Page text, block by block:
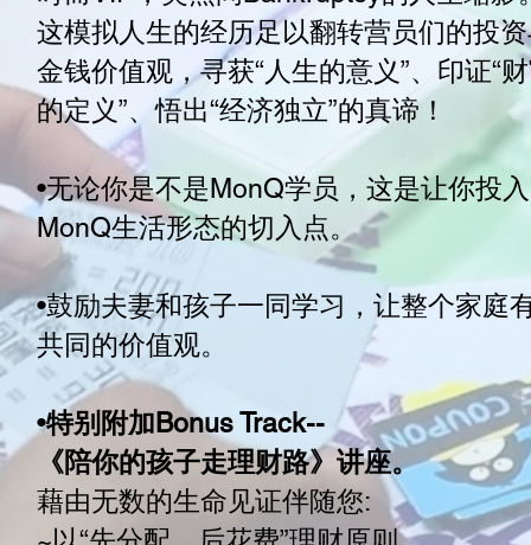
这模拟人生的经历足以翻转营员们的投
金钱价值观，寻获“人生的意义”、印证“
的定义”、悟出“经济独立”的真谛！
•无论你是不是MonQ学员，这是让你投入
MonQ生活形态的切入点。
•鼓励夫妻和孩子一同学习，让整个家庭
共同的价值观。
•特别附加Bonus Track--
《陪你的孩子走理财路》讲座。
藉由无数的生命见证伴随您: